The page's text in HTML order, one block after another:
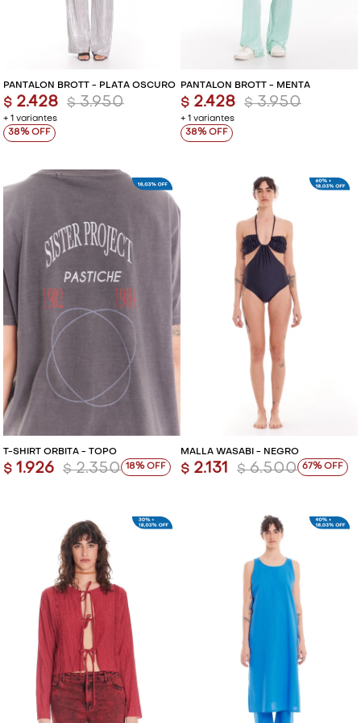
PANTALÓN BROTT - PLATA OSCURO
+ 1 variantes
$ 2.428 $ 3.950
38
PANTALÓN BROTT - MENTA
+ 1 variantes
$ 2.428 $ 3.950
38
T-SHIRT ORBITA - TOPO
$ 1.926 $ 2.350 18
MALLA WASABI - NEGRO
$ 2.131 $ 6.500 67